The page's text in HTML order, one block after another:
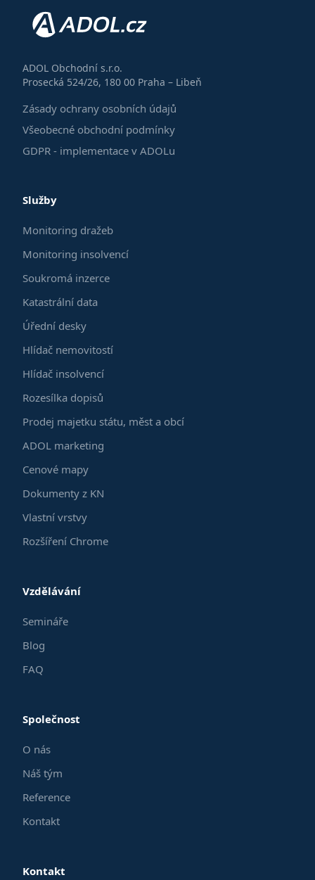
ADOL Obchodní s.r.o.
Prosecká 524/26, 180 00 Praha – Libeň
Zásady ochrany osobních údajů
Všeobecné obchodní podmínky
GDPR - implementace v ADOLu
Služby
Monitoring dražeb
Monitoring insolvencí
Soukromá inzerce
Katastrální data
Úřední desky
Hlídač nemovitostí
Hlídač insolvencí
Rozesílka dopisů
Prodej majetku státu, měst a obcí
ADOL marketing
Cenové mapy
Dokumenty z KN
Vlastní vrstvy
Rozšíření Chrome
Vzdělávání
Semináře
Blog
FAQ
Společnost
O nás
Náš tým
Reference
Kontakt
Kontakt